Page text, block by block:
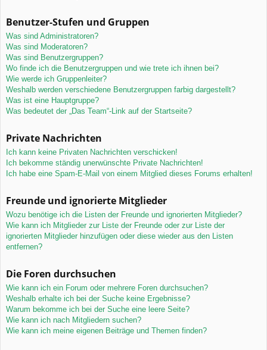
Benutzer-Stufen und Gruppen
Was sind Administratoren?
Was sind Moderatoren?
Was sind Benutzergruppen?
Wo finde ich die Benutzergruppen und wie trete ich ihnen bei?
Wie werde ich Gruppenleiter?
Weshalb werden verschiedene Benutzergruppen farbig dargestellt?
Was ist eine Hauptgruppe?
Was bedeutet der „Das Team“-Link auf der Startseite?
Private Nachrichten
Ich kann keine Privaten Nachrichten verschicken!
Ich bekomme ständig unerwünschte Private Nachrichten!
Ich habe eine Spam-E-Mail von einem Mitglied dieses Forums erhalten!
Freunde und ignorierte Mitglieder
Wozu benötige ich die Listen der Freunde und ignorierten Mitglieder?
Wie kann ich Mitglieder zur Liste der Freunde oder zur Liste der
ignorierten Mitglieder hinzufügen oder diese wieder aus den Listen
entfernen?
Die Foren durchsuchen
Wie kann ich ein Forum oder mehrere Foren durchsuchen?
Weshalb erhalte ich bei der Suche keine Ergebnisse?
Warum bekomme ich bei der Suche eine leere Seite?
Wie kann ich nach Mitgliedern suchen?
Wie kann ich meine eigenen Beiträge und Themen finden?